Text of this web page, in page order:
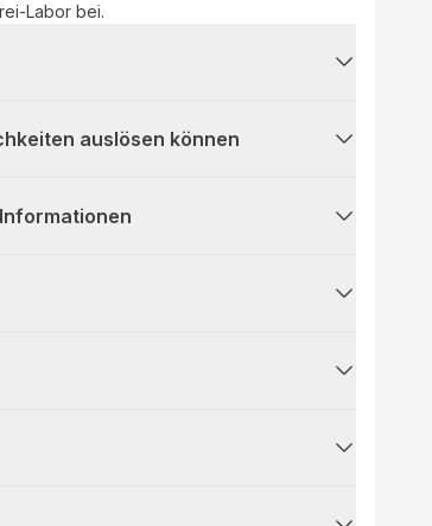
Labor bei.
auslösen können